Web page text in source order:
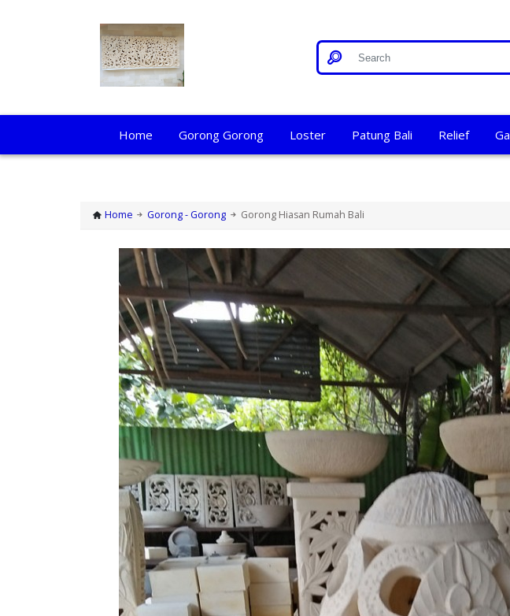
Home Gorong Gorong Loster Patung Bali Relief
Home Gorong - Gorong Gorong Hiasan Rumah Bali